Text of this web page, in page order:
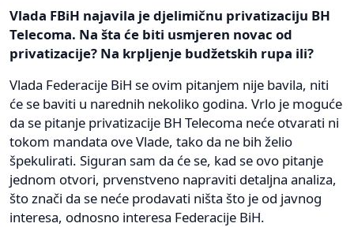
Vlada FBiH najavila je djelimičnu privatizaciju BH
Telecoma. Na šta će biti usmjeren novac od
privatizacije? Na krpljenje budžetskih rupa ili?
Vlada Federacije BiH se ovim pitanjem nije bavila, niti
će se baviti u narednih nekoliko godina. Vrlo je moguće
da se pitanje privatizacije BH Telecoma neće otvarati ni
tokom mandata ove Vlade, tako da ne bih želio
špekulirati. Siguran sam da će se, kad se ovo pitanje
jednom otvori, prvenstveno napraviti detaljna analiza,
što znači da se neće prodavati ništa što je od javnog
interesa, odnosno interesa Federacije BiH.